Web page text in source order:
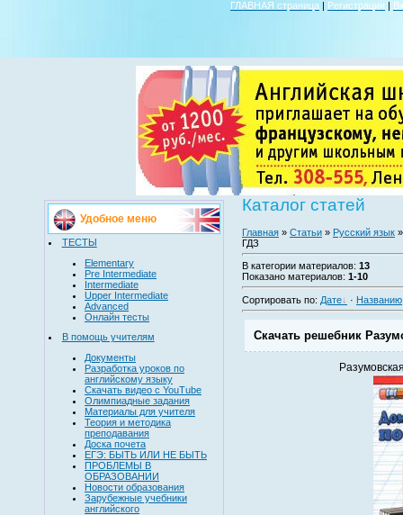
ГЛАВНАЯ страница | Регистрация |
Удобное меню
ТЕСТЫ
Elementary
Pre Intermediate
Intermediate
Upper Intermediate
Advanced
Онлайн тесты
В помощь учителям
Документы
Разработка уроков по
английскому языку
Скачать видео с YouTube
Олимпиадные задания
Материалы для учителя
Теория и методика
преподавания
Доска почета
ЕГЭ: БЫТЬ ИЛИ НЕ БЫТЬ
ПРОБЛЕМЫ В
ОБРАЗОВАНИИ
Новости образования
Зарубежные учебники
английского
Каталог статей
Главная » Статьи » Русский язык
ГДЗ
В категории материалов: 13
Показано материалов: 1-10
Сортировать по: Дате · Названию
Скачать решебник